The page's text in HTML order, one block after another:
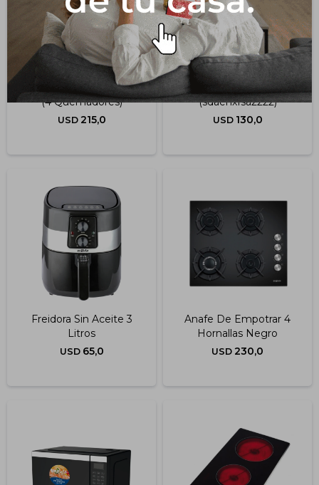
Anafe A Gas Gi 6004 X
(4 Quemadores)
USD 215,0
Freidora Sin Aceite
(sdaenxfsa2222)
USD 130,0
Freidora Sin Aceite 3
Litros
USD 65,0
Anafe De Empotrar 4
Hornallas Negro
USD 230,0